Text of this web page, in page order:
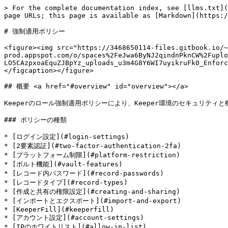
> For the complete documentation index, see [llms.txt](https://docs.keeper.io/llms.txt). Markdown versions of documentation pages are available by appending `.md` to page URLs; this page is available as [Markdown](https://docs.keeper.io/enterprise-guide/jp/roles/enforcement-policies.md).

# 強制適用ポリシー

<figure><img src="https://3468650114-files.gitbook.io/~/files/v0/b/gitbook-x-prod.appspot.com/o/spaces%2FeJwa6ByNJ2qindnPknCW%2Fuploads%2Fo42tQK1Kcfjp7GpmjuCc%2Fspaces_-LO5CAzpxoaEquZJBpYz_uploads_u3m4G8Y6WI7uyikruFk0_Enforcement%20Policies.webp?alt=media&#x26;token=b8b315d3-408f-4443-8065-c13f6e475ac4" alt=""><figcaption></figcaption></figure>

## 概要 <a href="#overview" id="overview"></a>

Keeperのロール強制適用ポリシーにより、Keeper環境のセキュリティと機能性をきめ細かくコントロールできます。

### ポリシーの種類

* [ログイン設定](#login-settings)
* [2要素認証](#two-factor-authentication-2fa)
* [プラットフォーム制限](#platform-restriction)
* [ボルト機能](#vault-features)
* [レコード内パスワード](#record-passwords)
* [レコードタイプ](#record-types)
* [作成と共有の権限設定](#creating-and-sharing)
* [インポートとエクスポート](#import-and-export)
* [KeeperFill](#keeperfill)
* [アカウント設定](#account-settings)
* [IPのホワイトリスト](#allow-ip-list)
* [特権アクセス管理](#privileged-access-manager)
* [アカウント移管](#transfer-account)

***

## ログイン設定 <a href="#login-settings" id="login-settings"></a>

<figure><img src="https://3468650114-files.gitbook.io/~/files/v0/b/gitbook-x-prod.appspot.com/o/spaces%2FeJwa6ByNJ2qindnPknCW%2Fuploads%2FEiP5XytJCcarVPtxHyUX%2Fimage.png?alt=media&#x26;token=447468e2-acdf-4635-8b49-e2c7a21666f3" alt=""><figcaption><p>ログイン設定</p></figcaption></figure>

### マスターパスワードの複雑さ <a href="#master-password-complexity" id="master-password-complexity"></a>

マスターパスワードの複雑さに関するポリシーは、選択したロールが付与されているユーザーに対して適用されます。このポリシーは、マスターパスワードでログインするユーザーにのみ適用されます。

![マスターパスワードの複雑さ](https://3468650114-files.gitbook.io/~/files/v0/b/gitbook-x-prod.appspot.com/o/spaces%2FeJwa6ByNJ2qindnPknCW%2Fuploads%2FR4zobOBKfc0pc0m5ElKY%2FJP_Master_Enforcement.png?alt=media\&token=91f7b4c8-9b2b-41bb-93aa-29582875692e)

以下の設定項目があります。

* パスワードの長さ
* 数字の数
* 大文字の数
* 小文字の数
* 記号の数

**マスターパスワードの複雑さとデフォルトのロールに関する注意事項**

ユーザーが最初にボルトを作成する際、マスターパスワードの複雑さに関するルールの適用のため、管理コンソール内のすべてのデフォルトロールが参照されます。マスターパスワードの複雑さに関するルールは、各デフォルトロールの最大値を基に決定されます。

アカウントが作成されると、ユーザーに割り当てられたロールに基づき、マスターパスワードの複雑さに関する要件が継続的に適用されます。

![デフォルトロールは、マスターパスワードの複雑さ要件を計算するために使用されます（新規アカウントのみ）](https://3468650114-files.gitbook.io/~/files/v0/b/gitbook-x-prod.appspot.com/o/spaces%2FeJwa6ByNJ2qindnPknCW%2Fuploads%2FpvsGDoG6PJxONfJuReOG%2FJP_Roledefault.png?alt=media\&token=ef581cfb-c230-48ee-a38a-260414162279)

Keeperボルトのアカウントを作成する際、ユーザーはこの複雑さに関する要件を遵守する必要があります。

![マスターパスワードの複雑さの適用](https://3468650114-files.gitbook.io/~/files/v0/b/gitbook-x-prod.appspot.com/o/spaces%2FeJwa6ByNJ2qindnPknCW%2Fuploads%2FGY8qx7vbHoAfad8BNveL%2FJP_MasterPassword%20change%20error.png?alt=media\&token=f927bfec-6278-4dbd-872b-7805fe385b79)

### マスターパスワードの有効期限 <a href="#master-password-expiration" id="master-password-expiration"></a>

マスターパスワードの有効期限ポリシーを利用すると、ユーザーは指定の間隔 (日数) でマスターパスワードを変更しなければなりません。このポリシーを有効にした場合、マスターパスワードが期限切れになると、ユーザーは次回のログイン時に強制的に新しいマスターパスワードに更新しなければならなくなります。マスターパスワードの変更が必要になるまでの日数を設定するには、10～150日の範囲で選択します。

![マスターパスワードの有効期限](https://3468650114-files.gitbook.io/~/files/v0/b/gitbook-x-prod.appspot.com/o/spaces%2FeJwa6ByNJ2qindnPknCW%2Fuploads%2FifIpgI8fWRvWRoEasHWd%2FJP_Master%20Expire.png?alt=media\&token=430b940d-8a4f-4a64-ba4c-618ff7e3e72a)

{% hint style="info" %}
本機能はクラウドSSOコネクトを使用してログインするユーザーには影響しません。
{% endhint %}

ユーザーのマスターパスワードを直ちに失効させる必要がある場合は、**\[ユーザー]** タブから対象ユーザーを選択し、**\[マスターパスワード失効]** を選択します。これにより、ユーザーのマスターパ